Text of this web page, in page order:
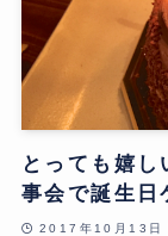
とっても嬉
事会で誕生日
2017年10月13日